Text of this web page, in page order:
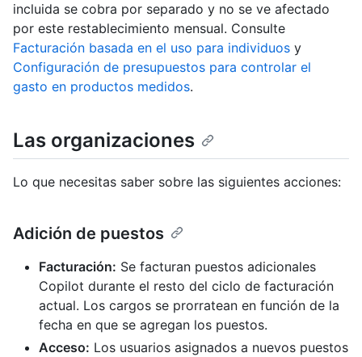
incluida se cobra por separado y no se ve afectado
por este restablecimiento mensual. Consulte
Facturación basada en el uso para individuos y
Configuración de presupuestos para controlar el
gasto en productos medidos.
Las organizaciones
Lo que necesitas saber sobre las siguientes acciones:
Adición de puestos
Facturación: Se facturan puestos adicionales
Copilot durante el resto del ciclo de facturación
actual. Los cargos se prorratean en función de la
fecha en que se agregan los puestos.
Acceso: Los usuarios asignados a nuevos puestos